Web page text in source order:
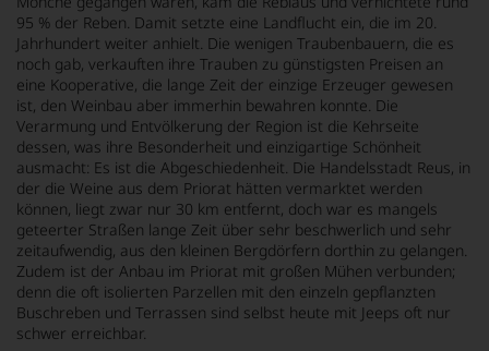
95 % der Reben. Damit setzte eine Landflucht ein, die im 20.
Jahrhundert weiter anhielt. Die wenigen Traubenbauern, die es
noch gab, verkauften ihre Trauben zu günstigsten Preisen an
eine Kooperative, die lange Zeit der einzige Erzeuger gewesen
ist, den Weinbau aber immerhin bewahren konnte. Die
Verarmung und Entvölkerung der Region ist die Kehrseite
dessen, was ihre Besonderheit und einzigartige Schönheit
ausmacht: Es ist die Abgeschiedenheit. Die Handelsstadt Reus, in
der die Weine aus dem Priorat hätten vermarktet werden
können, liegt zwar nur 30 km entfernt, doch war es mangels
geteerter Straßen lange Zeit über sehr beschwerlich und sehr
zeitaufwendig, aus den kleinen Bergdörfern dorthin zu gelangen.
Zudem ist der Anbau im Priorat mit großen Mühen verbunden;
denn die oft isolierten Parzellen mit den einzeln gepflanzten
Buschreben und Terrassen sind selbst heute mit Jeeps oft nur
schwer erreichbar.